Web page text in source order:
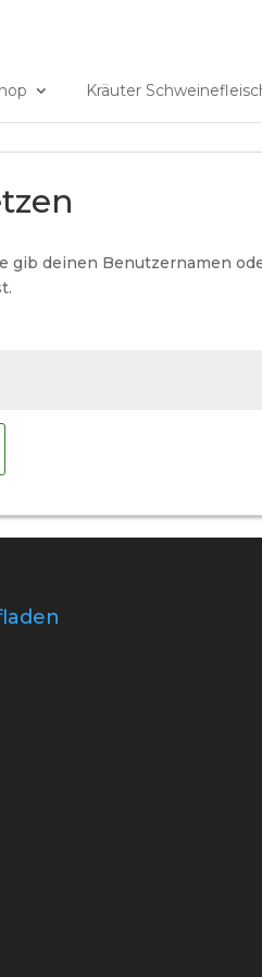
Kräuter
gib deinen Benutzernamen